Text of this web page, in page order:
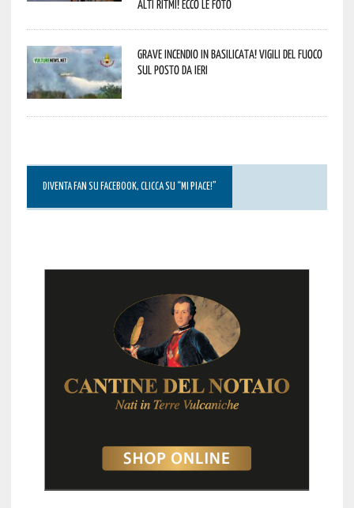
alti ritmi! Ecco le foto
Grave incendio in Basilicata! Vigili del fuoco
sul posto da ieri
DIVENTA FAN SU FACEBOOK, CLICCA SU “MI PIACE!”